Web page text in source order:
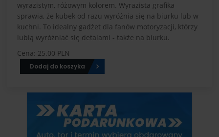
wyrazistym, różowym kolorem. Wyrazista grafika
sprawia, że kubek od razu wyróżnia się na biurku lub w
kuchni. To idealny gadżet dla fanów motoryzacji, którzy
lubią wyróżniać się detalami - także na biurku.
Cena: 25.00 PLN
Dodaj do koszyka